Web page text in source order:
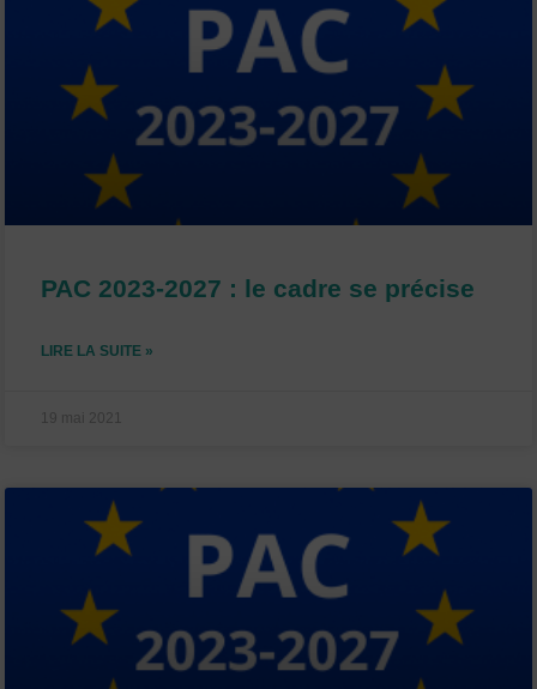
PAC 2023-2027 : le cadre se précise
LIRE LA SUITE »
19 mai 2021